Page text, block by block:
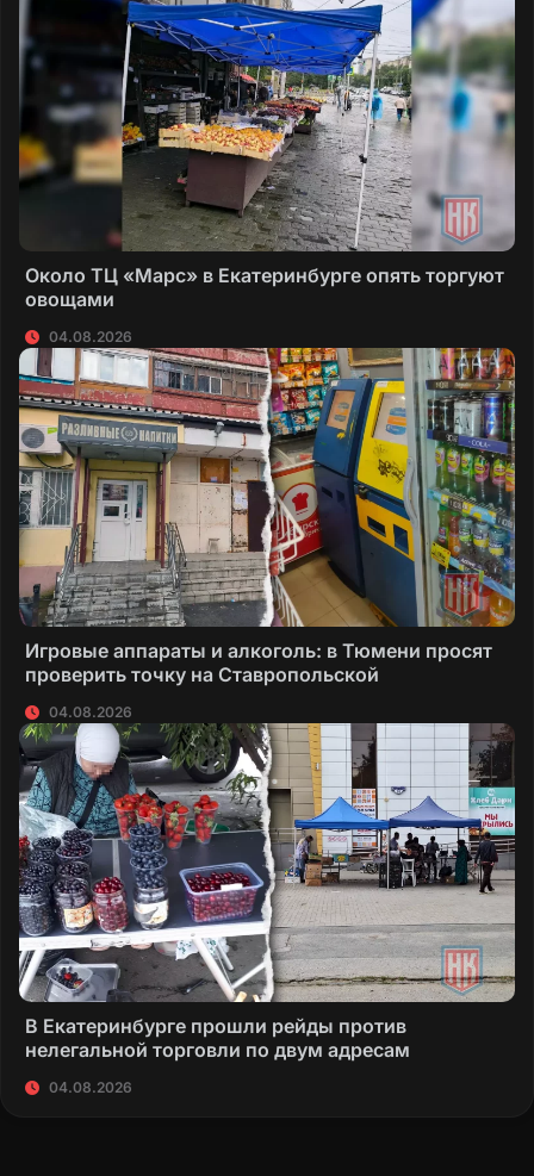
Около ТЦ «Марс» в Екатеринбурге опять торгуют
овощами
04.08.2026
Игровые аппараты и алкоголь: в Тюмени просят
проверить точку на Ставропольской
04.08.2026
В Екатеринбурге прошли рейды против
нелегальной торговли по двум адресам
04.08.2026